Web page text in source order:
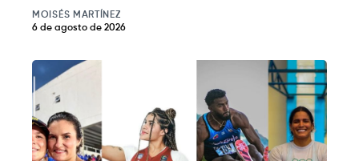
MOISÉS MARTÍNEZ
6 de agosto de 2026